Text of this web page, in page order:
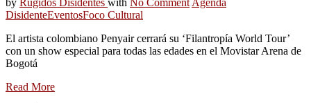
DisidenteEventosFoco Cultural
El artista colombiano Penyair cerrará su ‘Filantropía World Tour’
con un show especial para todas las edades en el Movistar Arena de
Bogotá
Read More